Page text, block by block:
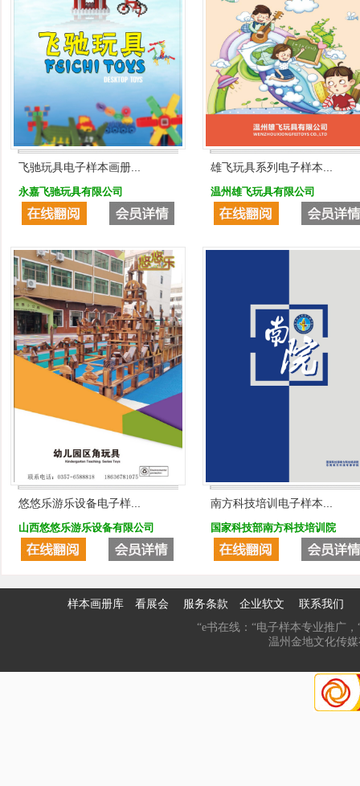
飞驰玩具电子样本画册...
永嘉飞驰玩具有限公司
雄飞玩具系列电子样本...
温州雄飞玩具有限公司
悠悠乐游乐设备电子样...
山西悠悠乐游乐设备有限公司
南方科技培训电子样本...
国家科技部南方科技培训院
样本画册库 看展会 服务条款 企业软文
联系我们
“e书在线：“电子样本专业推广，
温州金地文化传